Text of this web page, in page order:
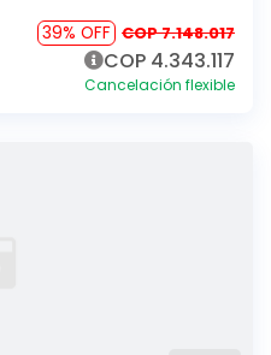
39% OFF COP 7.148.017
COP 4.343.117
Cancelación flexible